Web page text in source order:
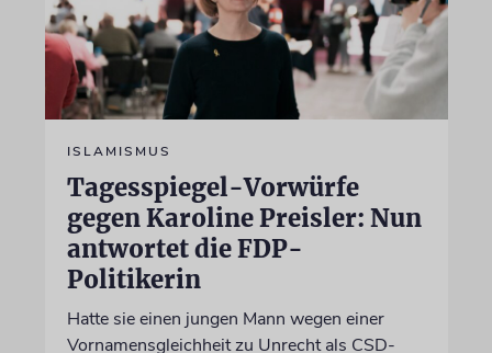
ISLAMISMUS
Tagesspiegel-Vorwürfe
gegen Karoline Preisler: Nun
antwortet die FDP-
Politikerin
Hatte sie einen jungen Mann wegen einer
Vornamensgleichheit zu Unrecht als CSD-